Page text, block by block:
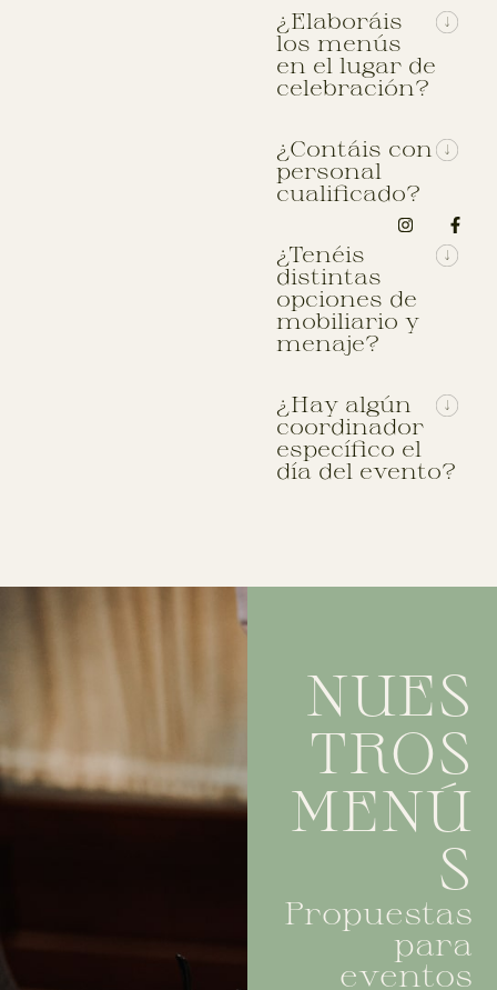
¿Elaboráis
los menús
en el lugar de
celebración?
¿Contáis con
personal
cualificado?
¿Tenéis
distintas
opciones de
mobiliario y
menaje?
¿Hay algún
coordinador
específico el
día del evento?
NUES
TROS
MENÚ
S
Propuestas
para
eventos